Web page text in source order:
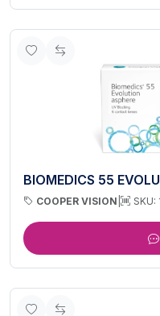
BIOMEDICS 55
COOPER VISION SKU: